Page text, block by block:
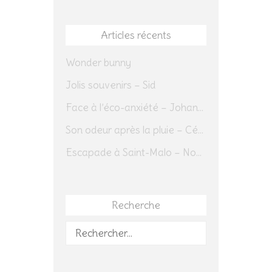
Articles récents
Wonder bunny
Jolis souvenirs – Sid
Face à l’éco-anxiété – Johannes Herrmann
Son odeur après la pluie – Cédric Sapin-Defour
Escapade à Saint-Malo – Novembre 2025 – Jour 1
Recherche
Rechercher :